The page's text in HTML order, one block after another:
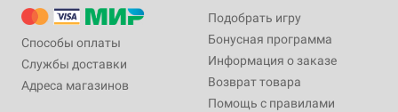
Способы оплаты
Службы доставки
Адреса магазинов
Подобрать игру
Бонусная программа
Информация о заказе
Возврат товара
Помощь с правилами